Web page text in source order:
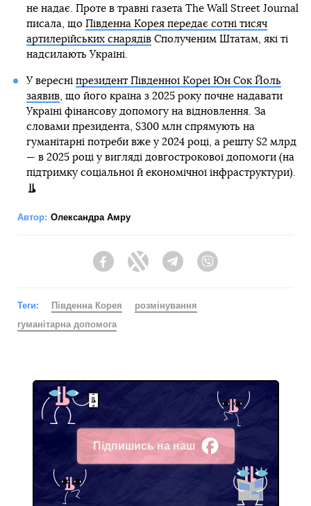
не надає. Проте в травні газета The Wall Street Journal
писала, що Південна Корея передає сотні тисяч
артилерійських снарядівСполученим Штатам, які ті
надсилають Україні.
У вересні президент Південної Кореї Юн Сок Йоль
заявив, що його країна з 2025 року почне надавати
Україні фінансову допомогу на відновлення. За
словами президента, $300 млн спрямують на
гуманітарні потреби вже у 2024 році, а решту $2 млрд
— в 2025 році у вигляді довгострокової допомоги (на
підтримку соціальної й економічної інфраструктури).
Автор: Олександра Амру
FacebookTwitter Telegram
Теги: Південна Корея
розмінування
гуманітарна допомога
Підпишись на наш
Facebook